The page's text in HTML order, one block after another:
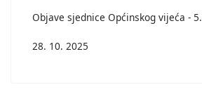
Objave sjednice Općinskog vijeća -
28. 10. 2025